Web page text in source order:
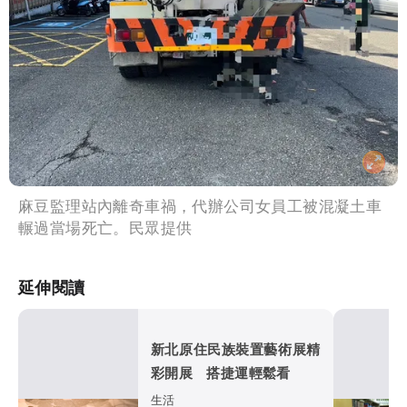
麻豆監理站內離奇車禍，代辦公司女員工被混凝土車
輾過當場死亡。民眾提供
延伸閱讀
新北原住民族裝置藝術展精
彩開展 搭捷運輕鬆看
生活